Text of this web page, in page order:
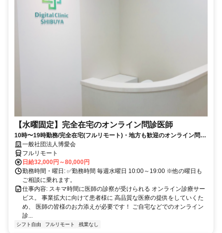
【水曜固定】完全在宅のオンライン問診医師
10時〜19時勤務/完全在宅(フルリモート)・地方も歓迎のオンライン問診
業務一般社団法人博愛会
フルリモート
日給32,000円～80,000円
勤務時間・曜日: ✅勤務時間 毎週水曜日 10:00～19:00 ※他の曜日も
ご相談に乗れます。
仕事内容: スキマ時間に医師の診察が受けられる オンライン診療サー
ビス。 事業拡大に向けて患者様に 高品質な医療の提供をしていくた
め、 医師の皆様のお力添えが必要です！ ご自宅などでのオンライン
診...
シフト自由 フルリモート 残業なし